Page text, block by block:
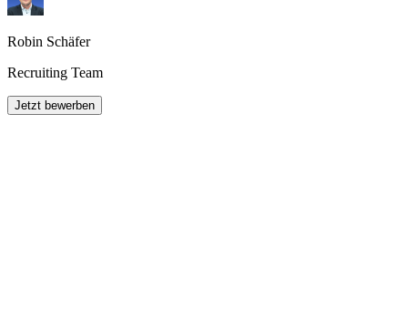
Robin Schäfer
Recruiting Team
Jetzt bewerben